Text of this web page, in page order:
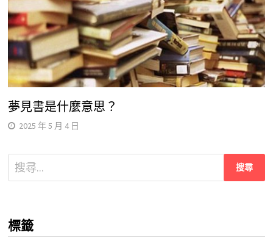
夢見書是什麼意思？
2025 年 5 月 4 日
搜
尋
字:
標籤